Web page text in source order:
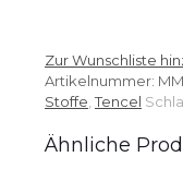
Zur Wunschliste
Artikelnummer:
Stoffe,Tencel
Ähnliche